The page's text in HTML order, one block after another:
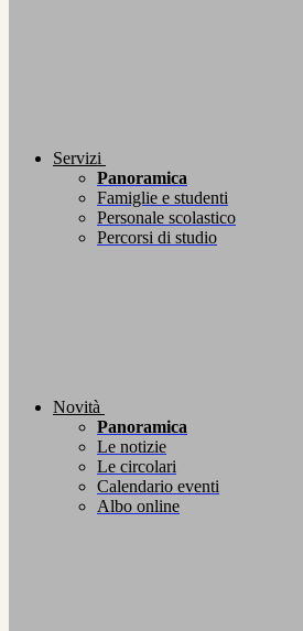
Servizi
Panoramica
Famiglie e studenti
Personale scolastico
Percorsi di studio
Novità
Panoramica
Le notizie
Le circolari
Calendario eventi
Albo online